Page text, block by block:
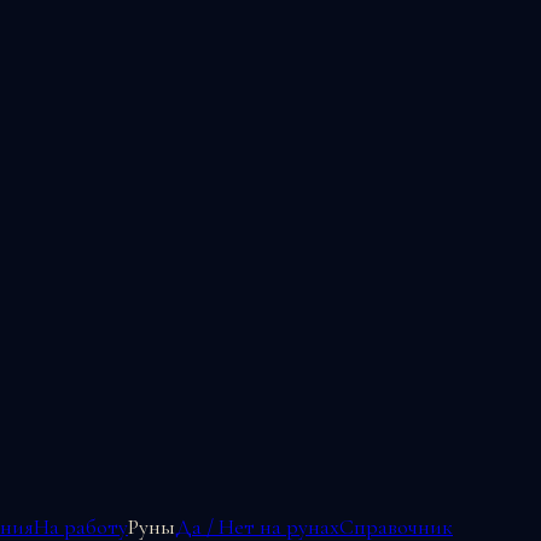
На работуРуныДа / Нет на рунахСправочник